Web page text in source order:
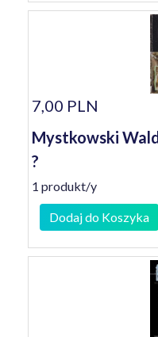
7,00 PLN
Mystkowski
?
1 produkt/y
Dodaj do Koszyka